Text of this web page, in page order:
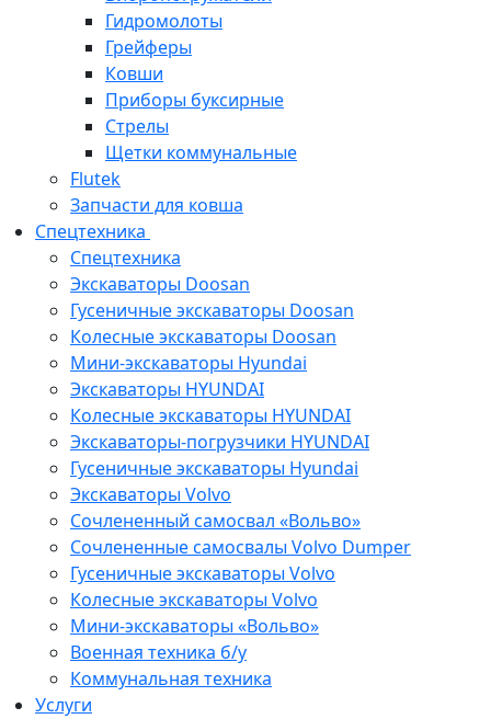
Гидромолоты
Грейферы
Ковши
Приборы буксирные
Стрелы
Щетки коммунальные
Flutek
Запчасти для ковша
Спецтехника
Спецтехника
Экскаваторы Doosan
Гусеничные экскаваторы Doosan
Колесные экскаваторы Doosan
Мини-экскаваторы Hyundai
Экскаваторы HYUNDAI
Колесные экскаваторы HYUNDAI
Экскаваторы-погрузчики HYUNDAI
Гусеничные экскаваторы Hyundai
Экскаваторы Volvo
Сочлененный самосвал «Вольво»
Сочлененные самосвалы Volvo Dumper
Гусеничные экскаваторы Volvo
Колесные экскаваторы Volvo
Мини-экскаваторы «Вольво»
Военная техника б/у
Коммунальная техника
Услуги